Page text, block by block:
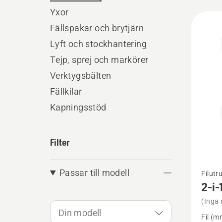
Yxor
Fällspakar och brytjärn
Lyft och stockhantering
Tejp, sprej och markörer
Verktygsbälten
Fällkilar
Kapningsstöd
Filter
Passar till modell
Din modell
mer
om
2-i-
(Inga
Fil